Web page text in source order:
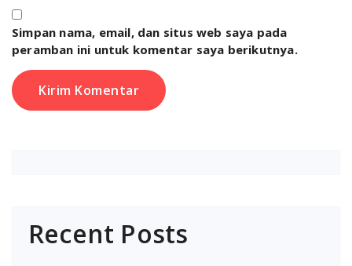
Simpan nama, email, dan situs web saya pada
peramban ini untuk komentar saya berikutnya.
Recent Posts